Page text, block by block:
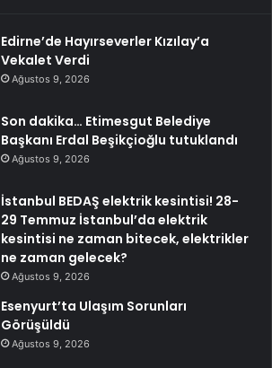
Edirne’de Hayırseverler Kızılay’a
Vekalet Verdi
Ağustos 9, 2026
Son dakika… Etimesgut Belediye
Başkanı Erdal Beşikçioğlu tutuklandı
Ağustos 9, 2026
İstanbul BEDAŞ elektrik kesintisi! 28-
29 Temmuz İstanbul’da elektrik
kesintisi ne zaman bitecek, elektrikler
ne zaman gelecek?
Ağustos 9, 2026
Esenyurt’ta Ulaşım Sorunları
Görüşüldü
Ağustos 9, 2026